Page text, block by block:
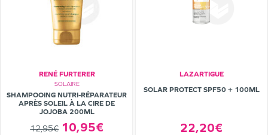
RENÉ FURTERER
SOLAIRE
SHAMPOOING NUTRI-RÉPARATEUR
APRÈS SOLEIL À LA CIRE DE
JOJOBA 200ML
12,95€ 10,95€
LAZARTIGUE
SOLAR PROTECT SPF50 + 100ML
22,20€